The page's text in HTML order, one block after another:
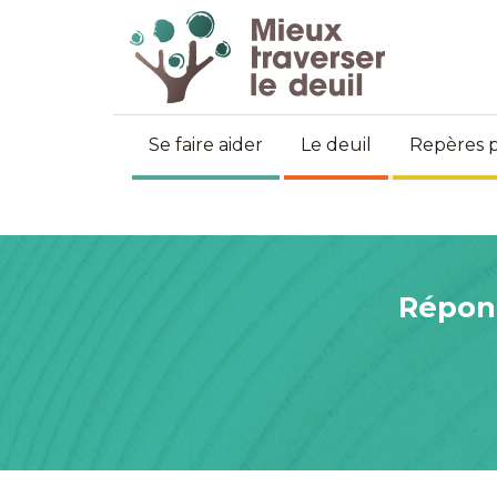
Se faire aider Le deuil Repères